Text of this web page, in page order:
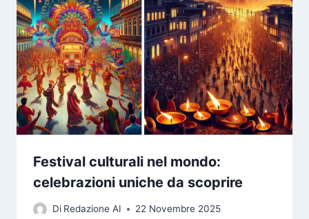
Festival culturali nel mondo:
celebrazioni uniche da scoprire
Di Redazione AI 22 Novembre 2025